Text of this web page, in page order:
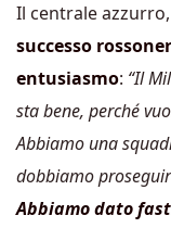
Il centrale
successo
entusiasmo: “Il
sta bene, perché
Abbiamo una
dobbiamo
Abbiamo dato